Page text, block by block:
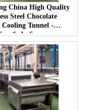
China High Quality
Steel Chocolate
Cooling Tunnel -
- q6whp6